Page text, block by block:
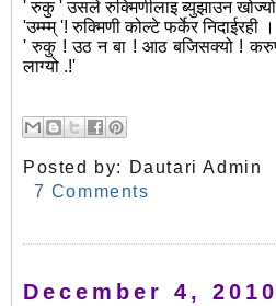
' रुकु ' उसले रुक्मिणीलाइ ब्युझाउन
'उम्म्म् '! रुक्मिणी कोल्टे फर्केर निदाईरही ।
' रुकु ! उठ न बा ! आठ बजिसक्यो !
लाग्यो .!'
Posted by:
Dautari Admin
7 Comments
December 4, 2010